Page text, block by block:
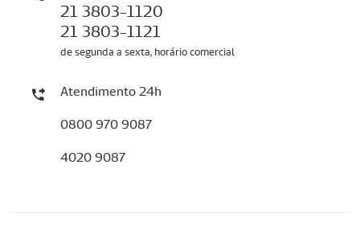
21 3803-1120
21 3803-1121
de segunda a sexta, horário comercial
Atendimento 24h
0800 970 9087
4020 9087